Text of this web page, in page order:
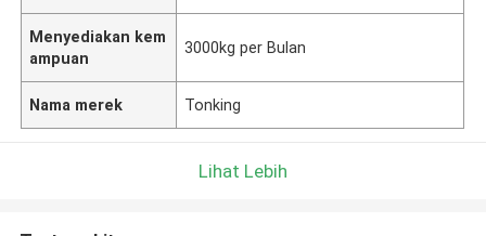
Menyediakan kem
ampuan
3000kg per Bulan
Nama merek Tonking
Lihat Lebih